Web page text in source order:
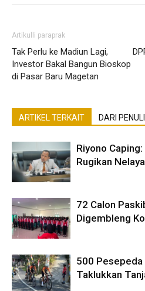
Artikulli paraprak
Tak Perlu ke Madiun Lagi,
Investor Bakal Bangun Bioskop
di Pasar Baru Magetan
ARTIKEL TERKAIT DARI
Riyono
Rugikan
72 Calon
Digembleng
500 Pesepeda
Taklukkan